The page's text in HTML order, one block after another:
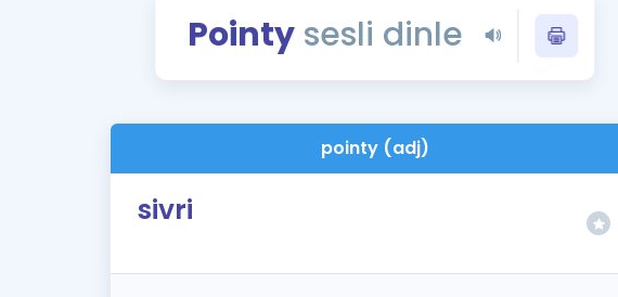
YDS - YÖKDİL
İngilizce Gramer
Pointy sesli dinle
pointy (adj)
sivri